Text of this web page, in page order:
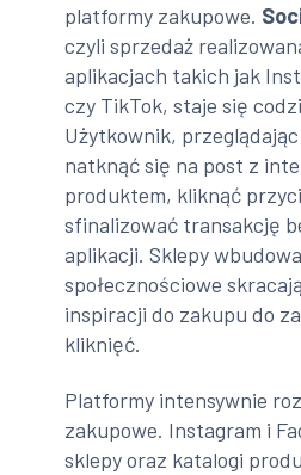
platformy zakupowe.
czyli sprzedaż
aplikacjach takich jak
czy TikTok, staje się
Użytkownik,
natknąć się na post z
produktem, kliknąć
sfinalizować transakcję
aplikacji. Sklepy
społecznościowe
inspiracji do zakupu do
kliknięć.
Platformy intensywnie
zakupowe. Instagram i
sklepy oraz katalogi